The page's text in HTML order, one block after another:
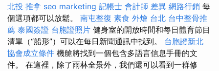
北投 推拿 seo marketing 記帳士 會計師 差異 網路行銷 每
個選項都可以放鬆。 南屯整復 素食 外燴 台北 台中整骨推
薦 泰國簽證 台胞證照片 健身室的開放時間和每日體育節目
清單（“船形”）可以在每日新聞通訊中找到。 台胞證新北
協會成立條件 機艙將找到一個包含多語言信息手冊的文
件。 在這裡，除了雨林全景外，我們還可以看到一群修